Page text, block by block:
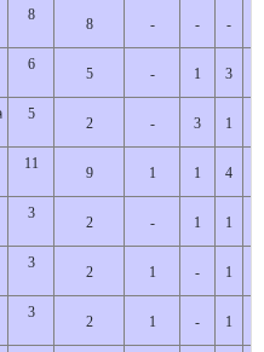
8
8 - - -
6
5 - 1 3
5
2 - 3 1
11
9 1 1 4
3
2 - 1 1
3
2 1 - 1
3
2 1 - 1